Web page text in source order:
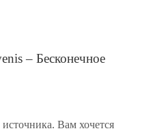
– Бесконечное
источника. Вам хочется